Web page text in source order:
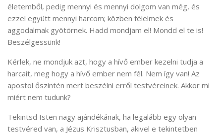
életemből, pedig mennyi és mennyi dolgom van még, és
ezzel együtt mennyi harcom; közben félelmek és
aggodalmak gyötörnek. Hadd mondjam el! Mondd el te is!
Beszélgessünk!
Kérlek, ne mondjuk azt, hogy a hívő ember kezelni tudja a
harcait, meg hogy a hívő ember nem fél. Nem így van! Az
apostol őszintén mert beszélni erről testvéreinek. Akkor mi
miért nem tudunk?
Tekintsd Isten nagy ajándékának, ha legalább egy olyan
testvéred van, a Jézus Krisztusban, akivel e tekintetben